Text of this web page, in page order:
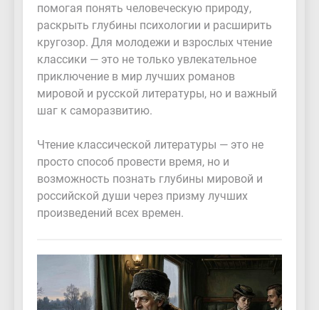
помогая понять человеческую природу,
раскрыть глубины психологии и расширить
кругозор. Для молодежи и взрослых чтение
классики — это не только увлекательное
приключение в мир лучших романов
мировой и русской литературы, но и важный
шаг к саморазвитию.
Чтение классической литературы — это не
просто способ провести время, но и
возможность познать глубины мировой и
российской души через призму лучших
произведений всех времен.